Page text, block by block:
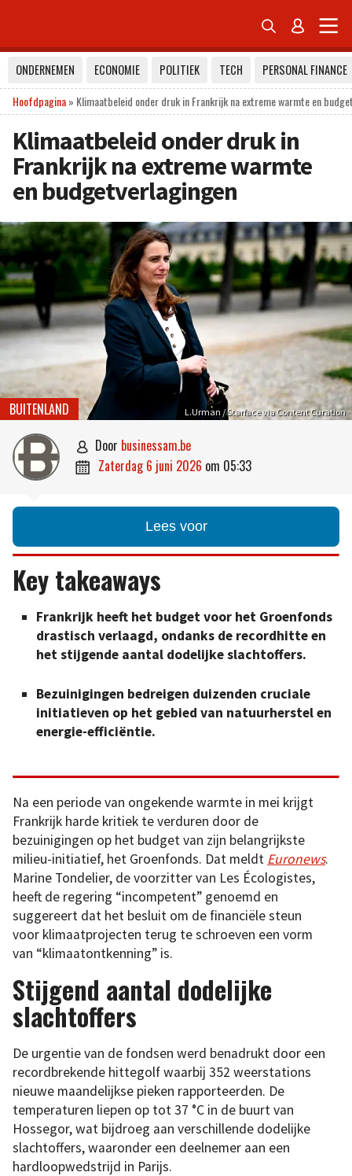
 
ONDERNEMEN ECONOMIE POLITIEK TECH
PERSONAL FINANCE
Hoofdpagina» Klimaatbeleid onder druk in Frankrijk na extreme warmte en
Klimaatbeleid onder druk in
Frankrijk na extreme warmte
en budgetverlagingen
L.Urman / Starface via Content Curation
BUITENLAND
 door businessam.be
 zaterdag 6 juni 2026 om 05:33
Lees voor
Key takeaways
Frankrijk heeft het budget voor het Groenfonds
drastisch verlaagd, ondanks de recordhitte en
het stijgende aantal dodelijke slachtoffers.
Bezuinigingen bedreigen duizenden cruciale
initiatieven op het gebied van natuurherstel en
energie-efficiëntie.
Na een periode van ongekende warmte in mei krijgt
Frankrijk harde kritiek te verduren door de
bezuinigingen op het budget van zijn belangrijkste
milieu-initiatief, het Groenfonds. Dat meldt Euronews.
Marine Tondelier, de voorzitter van Les Écologistes,
heeft de regering “incompetent” genoemd en
suggereert dat het besluit om de financiële steun
voor klimaatprojecten terug te schroeven een vorm
van “klimaatontkenning” is.
Stijgend aantal dodelijke
slachtoffers
De urgentie van de fondsen werd benadrukt door een
recordbrekende hittegolf waarbij 352 weerstations
nieuwe maandelijkse pieken rapporteerden. De
temperaturen liepen op tot 37 °C in de buurt van
Hossegor, wat bijdroeg aan verschillende dodelijke
slachtoffers, waaronder een deelnemer aan een
hardloopwedstrijd in Parijs.